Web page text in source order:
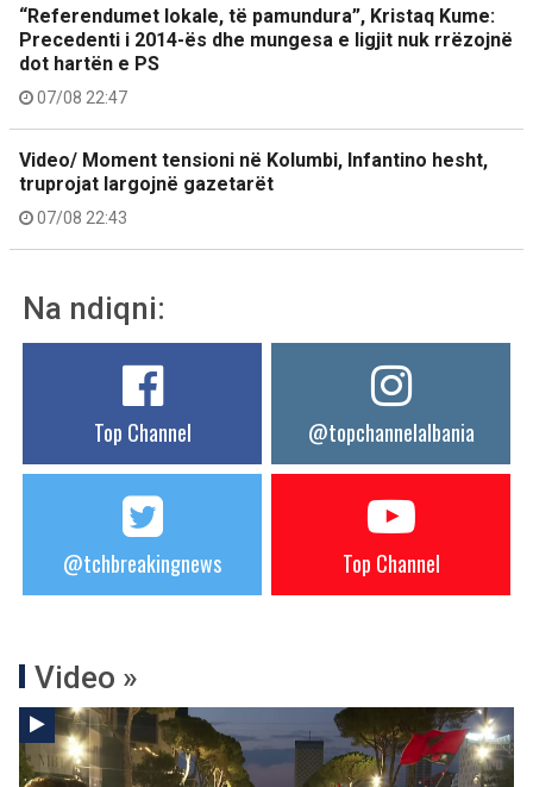
“Referendumet lokale, të pamundura”, Kristaq Kume:
Precedenti i 2014-ës dhe mungesa e ligjit nuk rrëzojnë
dot hartën e PS
07/08 22:47
Video/ Moment tensioni në Kolumbi, Infantino hesht,
truprojat largojnë gazetarët
07/08 22:43
Na ndiqni:
Top Channel @topchannelalbania
@tchbreakingnews Top Channel
Video »